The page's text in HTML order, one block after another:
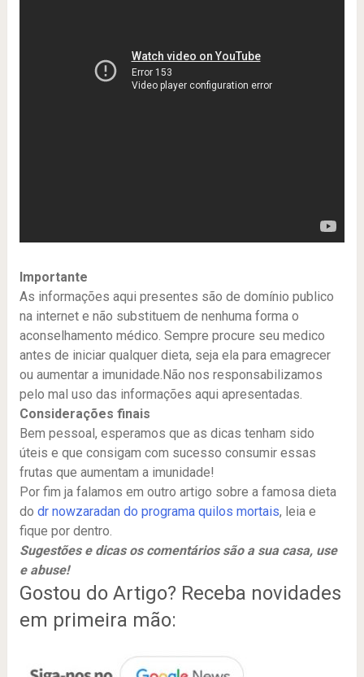
Importante
As informações aqui presentes são de domínio publico
na internet e não substituem de nenhuma forma o
aconselhamento médico. Sempre procure seu medico
antes de iniciar qualquer dieta, seja ela para emagrecer
ou aumentar a imunidade.Não nos responsabilizamos
pelo mal uso das informações aqui apresentadas.
Considerações finais
Bem pessoal, esperamos que as dicas tenham sido
úteis e que consigam com sucesso consumir essas
frutas que aumentam a imunidade!
Por fim ja falamos em outro artigo sobre a famosa dieta
do dr nowzaradan do programa quilos mortais, leia e
fique por dentro.
Sugestões e dicas os comentários são a sua casa, use
e abuse!
Gostou do Artigo? Receba novidades
em primeira mão: